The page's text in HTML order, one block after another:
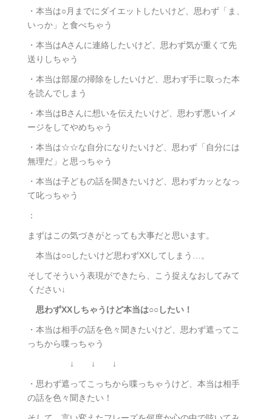
・本当は○月までにダイエットしたいけど、思わず「ま、
いっか」と食べちゃう
・本当はAさんに連絡したいけど、思わず気が重くて先
送りしちゃう
・本当は部屋の掃除をしたいけど、思わず手に取った本
を読んでしまう
・本当はBさんに想いを伝えたいけど、思わず悪いイメ
ージをしてやめちゃう
・本当は☆☆な自分になりたいけど、思わず「自分には
無理だ」と思っちゃう
・本当は子どもの話を聞きたいけど、思わずカッとなっ
て叱っちゃう
：
まずはこの気づきがとっても大事だと思います。
本当は○○したいけど思わずXXしてしまう…。
そしてそういう表現ができたら、こう捉えなおしてみて
ください↓
思わずXXしちゃうけど本当は○○したい！
・本当は相手の話を色々聞きたいけど、思わず遮ってこ
っちから喋っちゃう
↓ ↓ ↓
・思わず遮ってこっちから喋っちゃうけど、本当は相手
の話を色々聞きたい！